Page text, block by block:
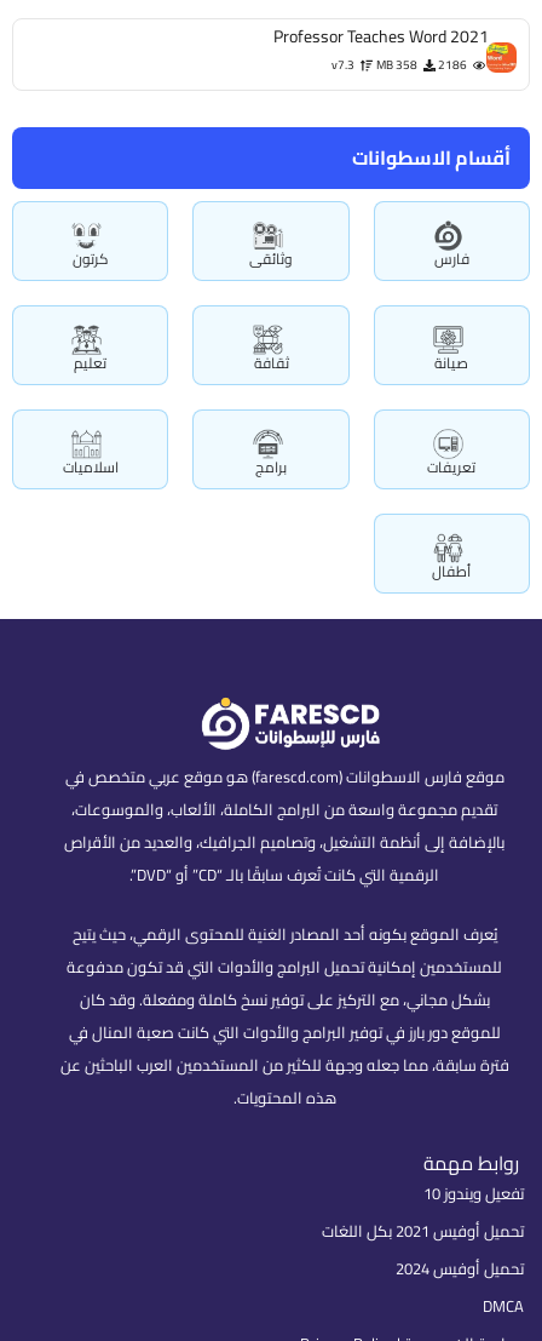
أقسام الاسطوانات
فارس وثائقى كرتون
صيانة ثقافة تعليم
تعريفات برامج اسلاميات
أطفال
Professor Teaches Word 2021
2186
358 MB
v7.3
موقع فارس الاسطوانات (farescd.com) هو موقع عربي متخصص في
تقديم مجموعة واسعة من البرامج الكاملة، الألعاب، والموسوعات،
بالإضافة إلى أنظمة التشغيل، وتصاميم الجرافيك، والعديد من الأقراص
الرقمية التي كانت تُعرف سابقًا بالـ “CD” أو “DVD”.
يُعرف الموقع بكونه أحد المصادر الغنية للمحتوى الرقمي، حيث يتيح
للمستخدمين إمكانية تحميل البرامج والأدوات التي قد تكون مدفوعة
بشكل مجاني، مع التركيز على توفير نسخ كاملة ومفعلة. وقد كان
للموقع دور بارز في توفير البرامج والأدوات التي كانت صعبة المنال في
فترة سابقة، مما جعله وجهة للكثير من المستخدمين العرب الباحثين عن
هذه المحتويات.
روابط مهمة
تفعيل ويندوز 10
تحميل أوفيس 2021 بكل اللغات
تحميل أوفيس 2024
DMCA